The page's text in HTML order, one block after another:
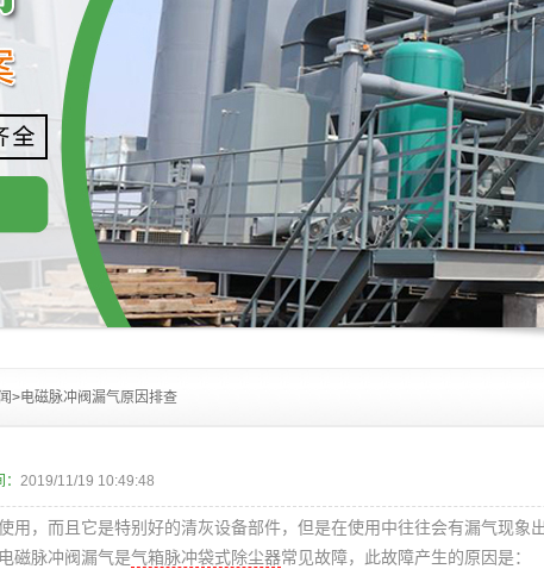
>电磁脉冲阀漏气原因排查
2019/11/19 10:49:48
用，而且它是特别好的清灰设备部件，但是在使用中往往会有漏气现象
电磁脉冲阀漏气是气箱脉冲袋式除尘器常见故障，此故障产生的原因是：